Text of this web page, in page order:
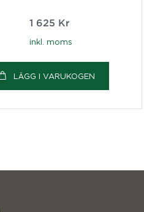
1 625 Kr
inkl. moms
LÄGG I VARUKOGEN